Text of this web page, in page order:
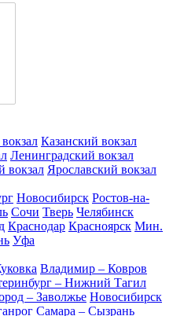
Казанский вокзал
Ленинградский вокзал
вокзал Ярославский вокзал
Новосибирск Ростов-на-
Сочи Тверь Челябинск
Краснодар Красноярск Мин.
Уфа
Владимир – Ковров
– Нижний Тагил
– Заволжье Новосибирск
Самара – Сызрань